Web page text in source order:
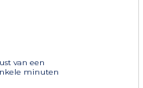
van een
minuten